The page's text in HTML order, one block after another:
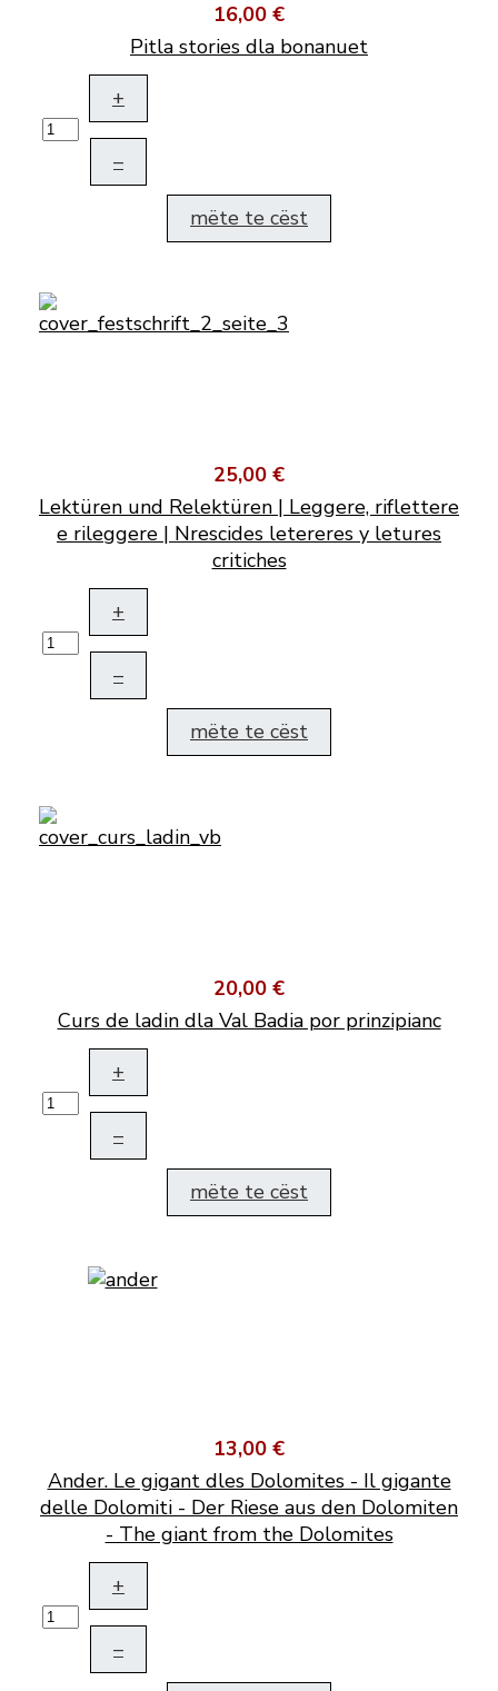
16,00 €
Pitla stories dla bonanuet
+
–
mëte te cëst
25,00 €
Lektüren und Relektüren | Leggere, riflettere
e rileggere | Nrescides letereres y letures
critiches
+
–
mëte te cëst
20,00 €
Curs de ladin dla Val Badia por prinzipianc
+
–
mëte te cëst
13,00 €
Ander. Le gigant dles Dolomites - Il gigante
delle Dolomiti - Der Riese aus den Dolomiten
- The giant from the Dolomites
+
–